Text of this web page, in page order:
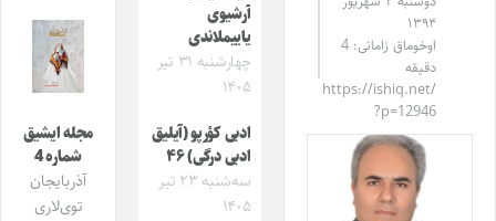
۱۳۹۴
اوخوماق زامانی: 4
دقیقه
https://ishiq.net/
?p=12946
آرشیوی
یاییملاندی
چهارشنبه ۳۱ تیر
۱۴۰۵
ادبی کؤرپو (آیلیق
ادبی درگی) ۴۶
سه‌شنبه ۲۳ تیر
۱۴۰۵
مجله ایشیق
شماره 4
آذربایجان
توی‌لاری